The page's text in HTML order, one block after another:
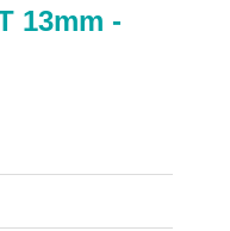
13mm -